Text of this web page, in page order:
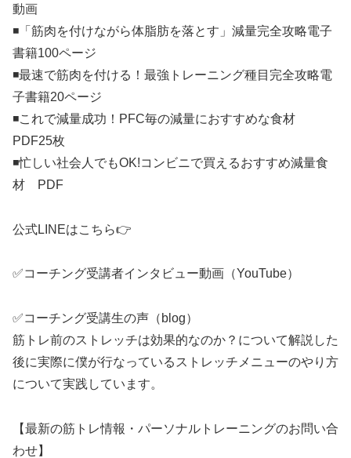
動画
◾️「筋肉を付けながら体脂肪を落とす」減量完全攻略電子
書籍100ページ
◾️最速で筋肉を付ける！最強トレーニング種目完全攻略電
子書籍20ページ
◾️これで減量成功！PFC毎の減量におすすめな食材
PDF25枚
◾️忙しい社会人でもOK!コンビニで買えるおすすめ減量食
材 PDF
公式LINEはこちら👉
✅コーチング受講者インタビュー動画（YouTube）
✅コーチング受講生の声（blog）
筋トレ前のストレッチは効果的なのか？について解説した
後に実際に僕が行なっているストレッチメニューのやり方
について実践しています。
【最新の筋トレ情報・パーソナルトレーニングのお問い合
わせ】